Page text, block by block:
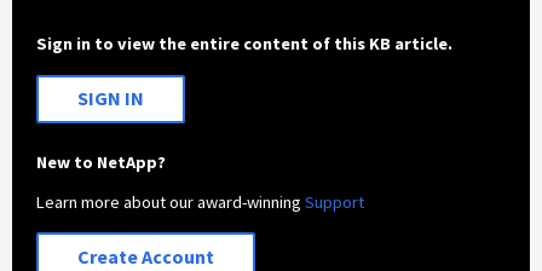
Sign in to view the entire content of this KB article.
SIGN IN
New to NetApp?
Learn more about our award-winningSupport
Create Account